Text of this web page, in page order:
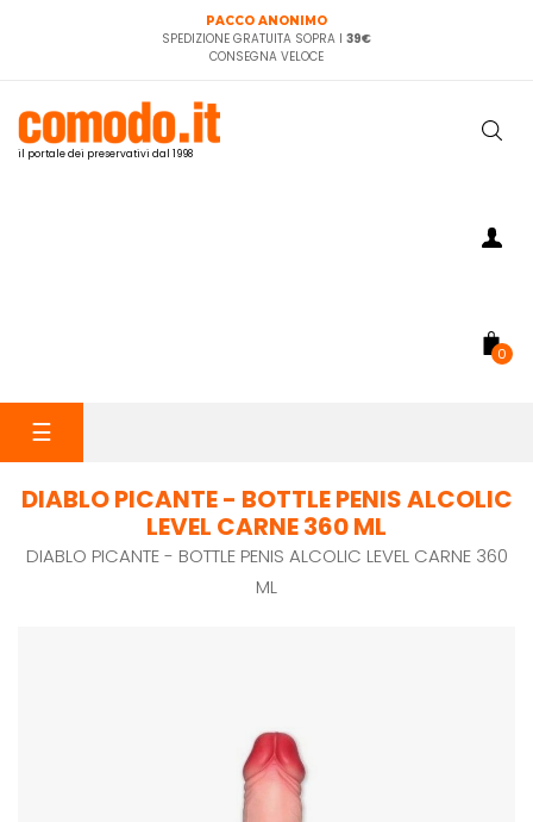
PACCO ANONIMO
SPEDIZIONE GRATUITA SOPRA I 39€
CONSEGNA VELOCE
il portale dei preservativi dal 1998
0
navigazione
☰
DIABLO PICANTE - BOTTLE PENIS ALCOLIC
LEVEL CARNE 360 ML
DIABLO PICANTE - BOTTLE PENIS ALCOLIC LEVEL CARNE 360
ML